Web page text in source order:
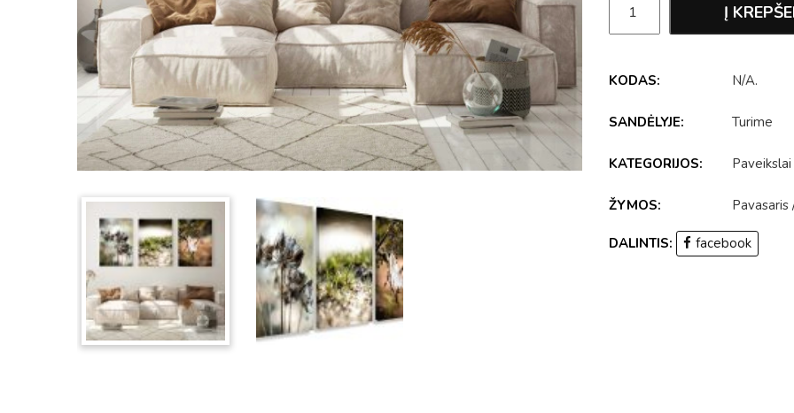
Į
KODAS: N/A.
SANDĖLYJE: Turime
KATEGORIJOS: Paveikslai
ŽYMOS: Pavasaris
DALINTIS: facebook